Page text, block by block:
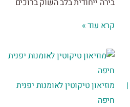
בירה ייחודית בלב השוק ברוכים
קרא עוד »
מוזיאון טיקוטין לאומנות יפנית
חיפה